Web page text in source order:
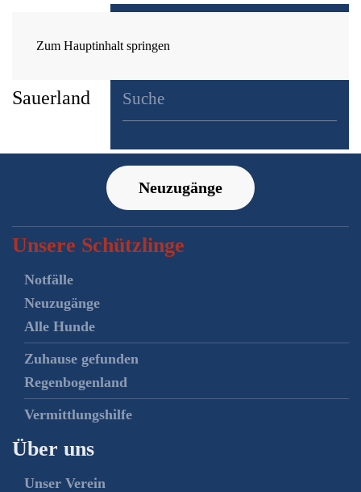
Zum Hauptinhalt springen
Neuzugänge
Unsere Schützlinge
Notfälle
Neuzugänge
Alle Hunde
Zuhause gefunden
Regenbogenland
Vermittlungshilfe
Über uns
Unser Verein